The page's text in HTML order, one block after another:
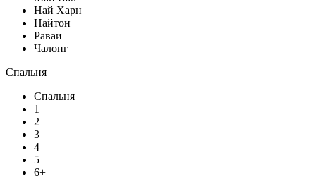
Най Харн
Найтон
Раваи
Чалонг
Спальня
Спальня
1
2
3
4
5
6+